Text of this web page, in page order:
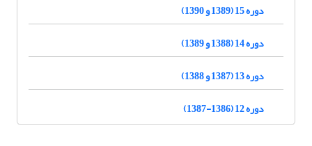
دوره 15 (1389 و 1390)
دوره 14 (1388 و 1389)
دوره 13 (1387 و 1388)
دوره 12 (1386-1387)